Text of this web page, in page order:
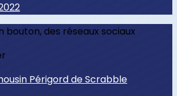
bouton, des réseaux sociaux